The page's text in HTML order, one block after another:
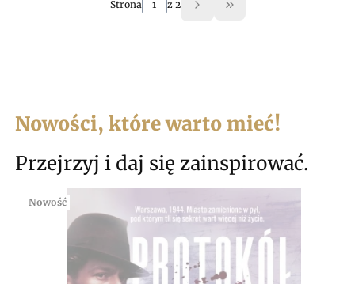
Strona z 2 Przejdź do ostatniej
Nowości, które warto mieć!
Przejrzyj i daj się zainspirować.
Nowość